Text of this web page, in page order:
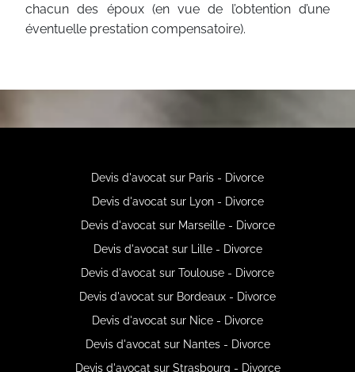
chacun des époux (en vue de l’obtention d’une
éventuelle prestation compensatoire).
Devis d'avocat sur Paris - Divorce
Devis d'avocat sur Lyon - Divorce
Devis d'avocat sur Marseille - Divorce
Devis d'avocat sur Lille - Divorce
Devis d'avocat sur Toulouse - Divorce
Devis d'avocat sur Bordeaux - Divorce
Devis d'avocat sur Nice - Divorce
Devis d'avocat sur Nantes - Divorce
Devis d'avocat sur Strasbourg - Divorce